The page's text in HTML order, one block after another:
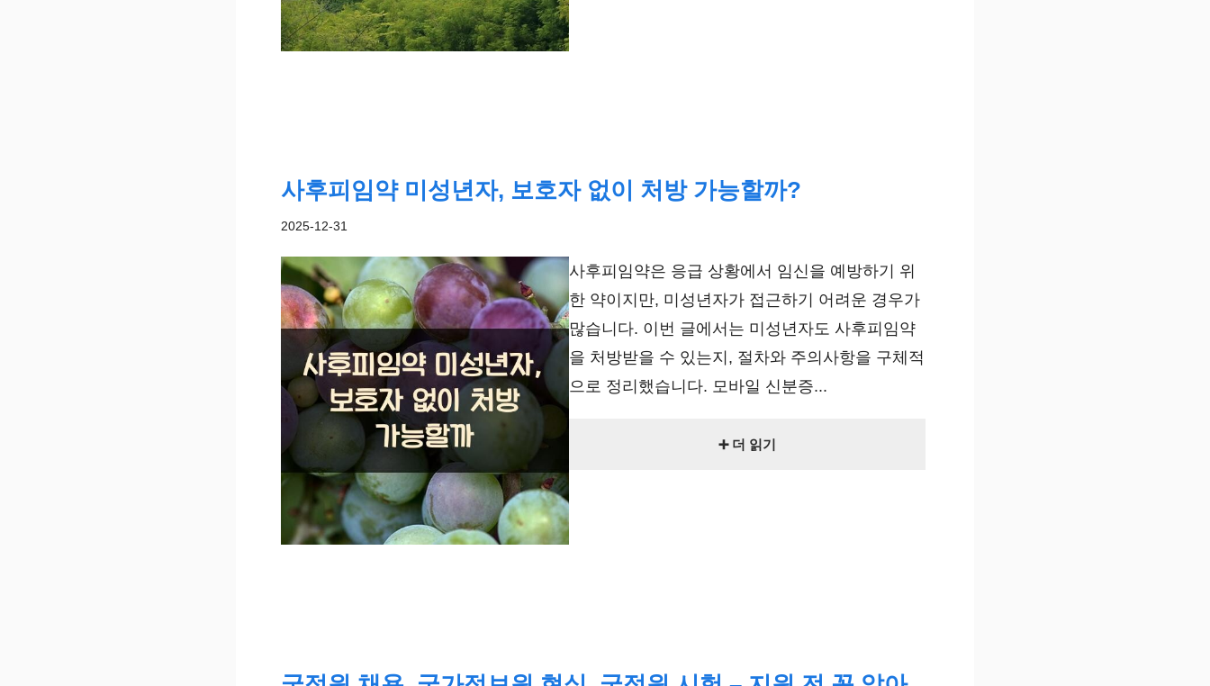
사후피임약 미성년자, 보호자 없이 처방 가능할까?
2025-12-31
사후피임약은 응급 상황에서 임신을 예방하기 위
한 약이지만, 미성년자가 접근하기 어려운 경우가
많습니다. 이번 글에서는 미성년자도 사후피임약
을 처방받을 수 있는지, 절차와 주의사항을 구체적
으로 정리했습니다. 모바일 신분증...
➕ 더 읽기